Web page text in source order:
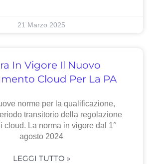
21 Marzo 2025
In Vigore Il Nuovo
Cloud Per La PA
norme per la qualificazione,
transitorio della regolazione
cloud. La norma in vigore dal 1°
agosto 2024
LEGGI TUTTO »